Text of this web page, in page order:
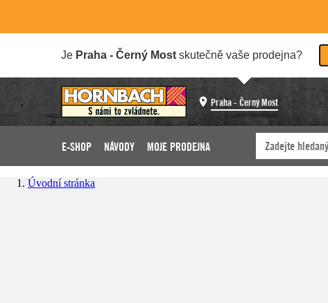
Je Praha - Černý Most skutečně vaše prodejna?
Praha - Černý Most
E-SHOP NÁVODY MOJE PRODEJNA
Úvodní stránka